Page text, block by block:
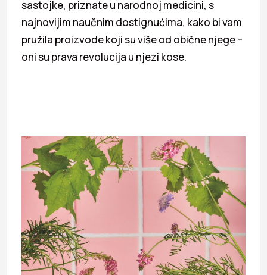
sastojke, priznate u narodnoj medicini, s
najnovijim naučnim dostignućima, kako bi vam
pružila proizvode koji su više od obične njege –
oni su prava revolucija u njezi kose.